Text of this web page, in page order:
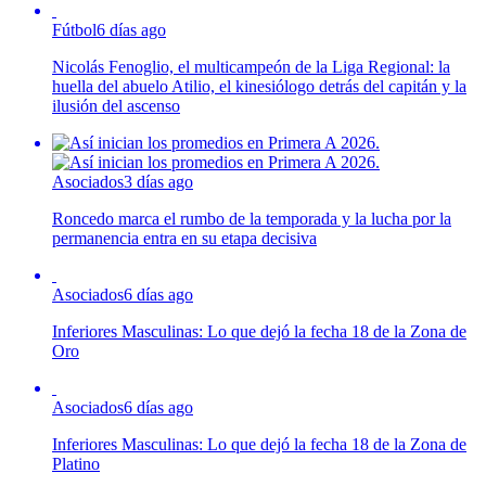
Fútbol6 días ago
Nicolás Fenoglio, el multicampeón de la Liga Regional: la
huella del abuelo Atilio, el kinesiólogo detrás del capitán y la
ilusión del ascenso
Asociados3 días ago
Roncedo marca el rumbo de la temporada y la lucha por la
permanencia entra en su etapa decisiva
Asociados6 días ago
Inferiores Masculinas: Lo que dejó la fecha 18 de la Zona de
Oro
Asociados6 días ago
Inferiores Masculinas: Lo que dejó la fecha 18 de la Zona de
Platino